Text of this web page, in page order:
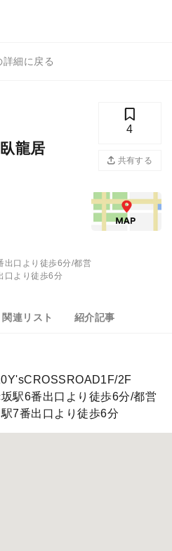
詳細に戻る
龍居
4
共有する
出口より徒歩6分/都営
口より徒歩6分
関連リスト 紹介記事
2F
駅6番出口より徒歩6分/都営
7番出口より徒歩6分